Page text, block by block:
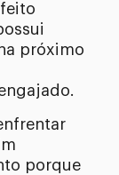
próximo
porque